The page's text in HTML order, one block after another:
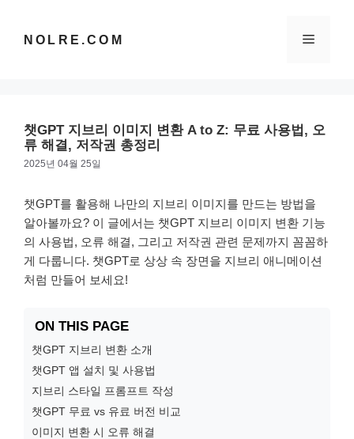
NOLRE.COM 메
챗GPT 지브리 이미지 변환 A to Z: 무료 사용법, 오
류 해결, 저작권 총정리
2025년 04월 25일
챗GPT를 활용해 나만의 지브리 이미지를 만드는 방법을
알아볼까요? 이 글에서는 챗GPT 지브리 이미지 변환 기능
의 사용법, 오류 해결, 그리고 저작권 관련 문제까지 꼼꼼하
게 다룹니다. 챗GPT로 상상 속 장면을 지브리 애니메이션
처럼 만들어 보세요!
ON THIS PAGE
챗GPT 지브리 변환 소개
챗GPT 앱 설치 및 사용법
지브리 스타일 프롬프트 작성
챗GPT 무료 vs 유료 버전 비교
이미지 변환 시 오류 해결